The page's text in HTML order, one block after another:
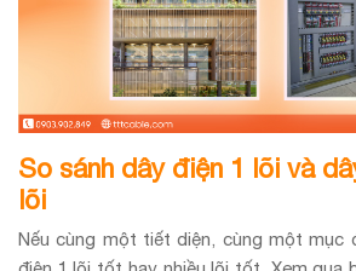
So sánh dây điện 1 lõi và
lõi
Nếu cùng một tiết diện, cùng một mục